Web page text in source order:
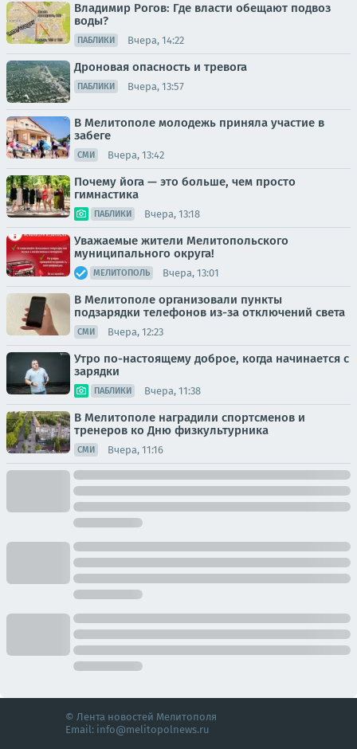
Владимир Рогов: Где власти обещают подвоз
воды?
ПАБЛИКИ Вчера, 14:22
Дроновая опасность и тревога
ПАБЛИКИ Вчера, 13:57
В Мелитополе молодежь приняла участие в
забеге
СМИ Вчера, 13:42
Почему йога — это больше, чем просто
гимнастика
ПАБЛИКИ Вчера, 13:18
Уважаемые жители Мелитопольского
муниципального округа!
МЕЛИТОПОЛЬ Вчера, 13:01
В Мелитополе организовали пункты
подзарядки телефонов из-за отключений света
СМИ Вчера, 12:23
Утро по-настоящему доброе, когда начинается с
зарядки
ПАБЛИКИ Вчера, 11:38
В Мелитополе наградили спортсменов и
тренеров ко Дню физкультурника
СМИ Вчера, 11:16
© Лента новостей Мелитополя
Email: info@melitopolnews.ru